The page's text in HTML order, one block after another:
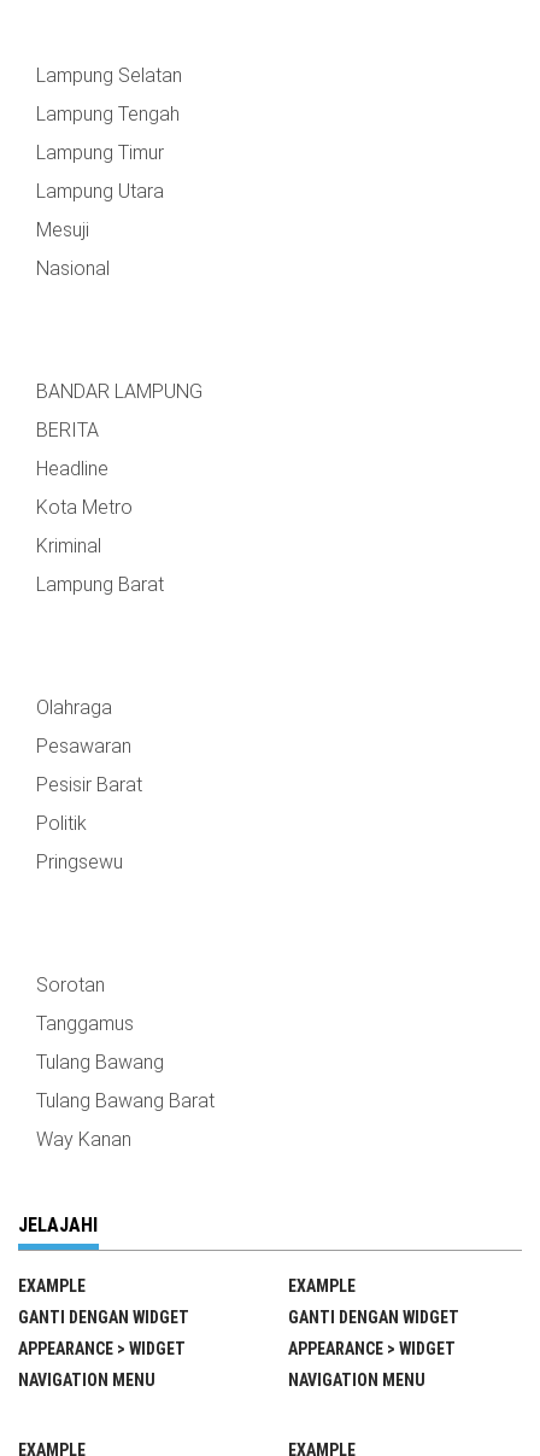
Lampung Selatan
Lampung Tengah
Lampung Timur
Lampung Utara
Mesuji
Nasional
BANDAR LAMPUNG
BERITA
Headline
Kota Metro
Kriminal
Lampung Barat
Olahraga
Pesawaran
Pesisir Barat
Politik
Pringsewu
Sorotan
Tanggamus
Tulang Bawang
Tulang Bawang Barat
Way Kanan
JELAJAHI
EXAMPLE
GANTI DENGAN WIDGET
APPEARANCE > WIDGET
NAVIGATION MENU
EXAMPLE
GANTI DENGAN WIDGET
APPEARANCE > WIDGET
NAVIGATION MENU
EXAMPLE EXAMPLE